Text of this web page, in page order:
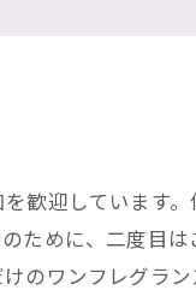
歓迎しています
ために、二度目
のワンフレグラ